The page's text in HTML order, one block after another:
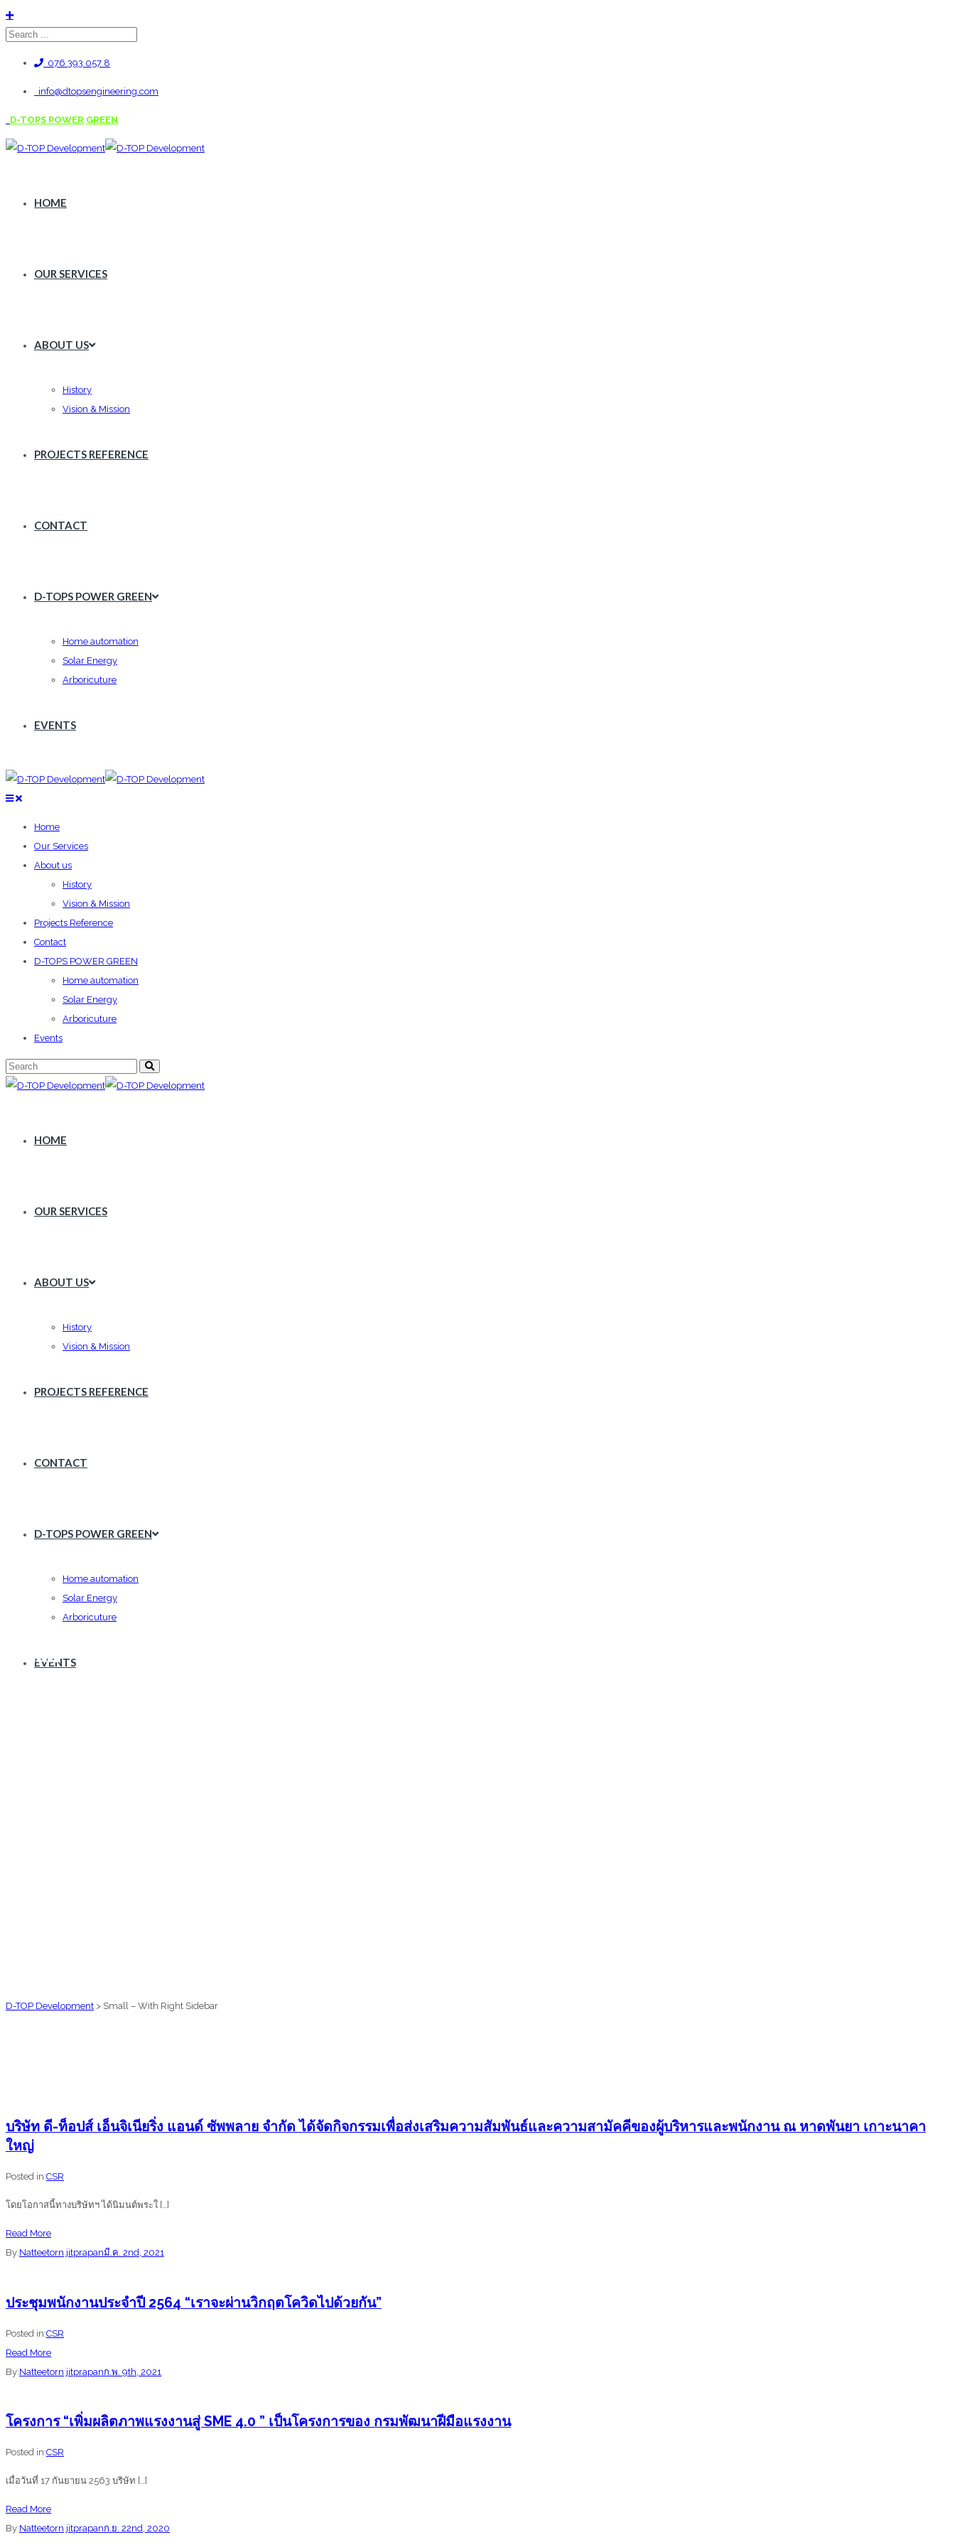
076 393 057 8
info@dtopsengineering.com
D-TOPS POWER GREEN
HOME
OUR SERVICES
ABOUT US
History
Vision & Mission
PROJECTS REFERENCE
CONTACT
D-TOPS POWER GREEN
Home automation
Solar Energy
Arboricuture
EVENTS
Home
Our Services
About us
History
Vision & Mission
Projects Reference
Contact
D-TOPS POWER GREEN
Home automation
Solar Energy
Arboricuture
Events
HOME
OUR SERVICES
ABOUT US
History
Vision & Mission
PROJECTS REFERENCE
CONTACT
D-TOPS POWER GREEN
Home automation
Solar Energy
Arboricuture
EVENTS
Small – With Right Sidebar
D-TOP Development > Small – With Right Sidebar
บริษัท ดี-ท็อปส์ เอ็นจิเนียริ่ง แอนด์ ซัพพลาย จำกัด ได้จัดกิจกรรมเพื่อส่งเสริมความสัมพันธ์และความสามัคคีของผู้บริหารและพนักงาน ณ หาดพันยา เกาะนาคา
ใหญ่
Posted in:CSR
โดยโอกาสนี้ทางบริษัทฯ ได้นิมนต์พระใ […]
Read Moreabout
บริษัท
เอ็น
จิ
จำกัด
กิจกรรม
By:Natteetorn jitprapanมี.ค. 2nd, 2021
ประชุมพนักงานประจำปี 2564 “เราจะผ่านวิกฤตโควิดไปด้วยกัน”
Posted in:CSR
Read Moreabout
ประชุม
ปี
2564
จะ
วิกฤต
By:Natteetorn jitprapanก.พ. 9th, 2021
โครงการ “เพิ่มผลิตภาพแรงงานสู่ SME 4.0 ” เป็นโครงการของ กรมพัฒนาฝีมือแรงงาน
Posted in:CSR
เมื่อวันที่ 17 กันยายน 2563 บริษัท […]
Read Moreabout
โครงการ
By:Natteetorn jitprapanก.ย. 22nd, 2020